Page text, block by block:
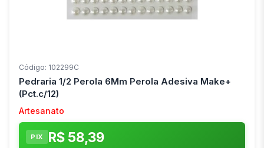
Código: 102299C
Pedraria 1/2 Perola 6Mm Perola Adesiva Make+
(Pct.c/12)
Artesanato
PIX R$ 58,39